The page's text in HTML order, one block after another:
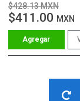
$428.13 MXN
$411.00 MXN